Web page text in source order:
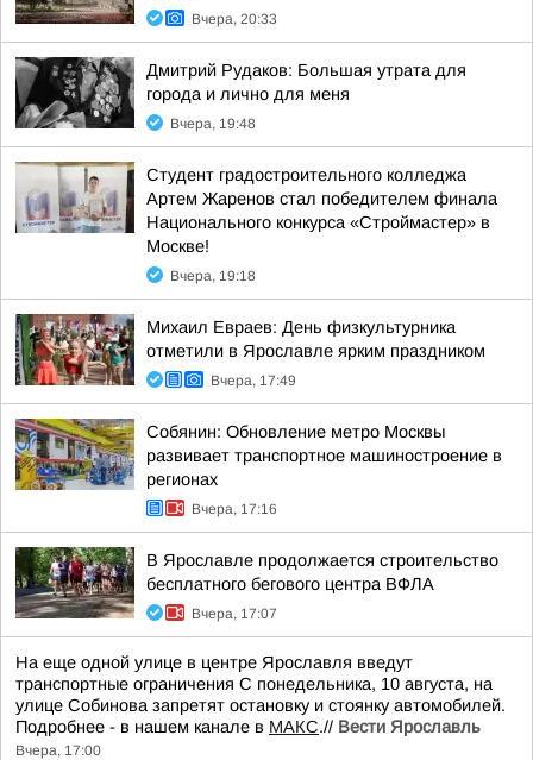
Вчера, 20:33
Дмитрий Рудаков: Большая утрата для
города и лично для меня
Вчера, 19:48
Студент градостроительного колледжа
Артем Жаренов стал победителем финала
Национального конкурса «Строймастер» в
Москве!
Вчера, 19:18
Михаил Евраев: День физкультурника
отметили в Ярославле ярким праздником
Вчера, 17:49
Собянин: Обновление метро Москвы
развивает транспортное машиностроение в
регионах
Вчера, 17:16
В Ярославле продолжается строительство
бесплатного бегового центра ВФЛА
Вчера, 17:07
На еще одной улице в центре Ярославля введут
транспортные ограничения С понедельника, 10 августа, на
улице Собинова запретят остановку и стоянку автомобилей.
Подробнее - в нашем канале в МАКС.// Вести Ярославль
Вчера, 17:00